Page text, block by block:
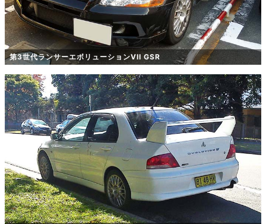
第3世代ランサーエボリューションVII GSR